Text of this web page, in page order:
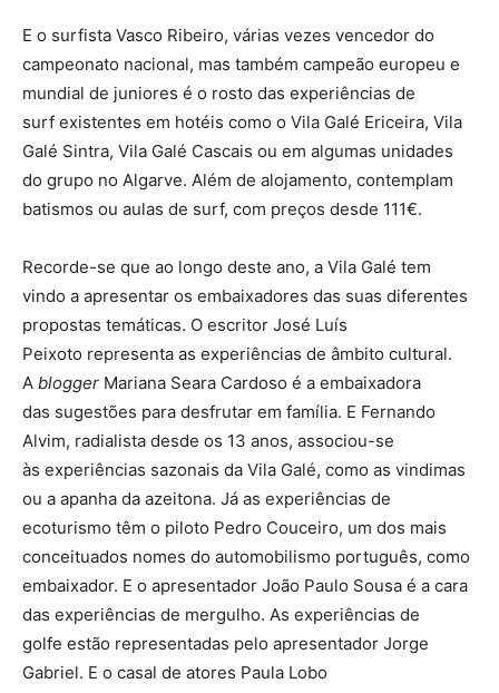
E o surfista Vasco Ribeiro, várias vezes vencedor do
campeonato nacional, mas também campeão europeu e
mundial de juniores é o rosto das experiências de
surf existentes em hotéis como o Vila Galé Ericeira, Vila
Galé Sintra, Vila Galé Cascais ou em algumas unidades
do grupo no Algarve. Além de alojamento, contemplam
batismos ou aulas de surf, com preços desde 111€.
Recorde-se que ao longo deste ano, a Vila Galé tem
vindo a apresentar os embaixadores das suas diferentes
propostas temáticas. O escritor José Luís
Peixoto representa as experiências de âmbito cultural.
A blogger Mariana Seara Cardoso é a embaixadora
das sugestões para desfrutar em família. E Fernando
Alvim, radialista desde os 13 anos, associou-se
às experiências sazonais da Vila Galé, como as vindimas
ou a apanha da azeitona. Já as experiências de
ecoturismo têm o piloto Pedro Couceiro, um dos mais
conceituados nomes do automobilismo português, como
embaixador. E o apresentador João Paulo Sousa é a cara
das experiências de mergulho. As experiências de
golfe estão representadas pelo apresentador Jorge
Gabriel. E o casal de atores Paula Lobo